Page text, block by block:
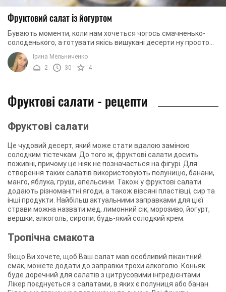
Фруктовий салат із йогуртом
Бувають моменти, коли нам хочеться чогось смачненько-
солоденького, а готувати якісь вишукані десерти ну просто
немає ні часу, ні сил. Ви можете ...
Ірина Мельниченко
2
30 4
Фруктові салати - рецепти
Фруктові салати
Це чудовий десерт, який може стати вдалою заміною
солодким тістечкам. До того ж, фруктові салати досить
поживні, причому це ніяк не позначається на фігурі. Для
створення таких салатів використовують полуницю, банани,
манго, яблука, груші, апельсини. Також у фруктові салати
додають різноманітні ягоди, а також вівсяні пластівці, сир та
інші продукти. Найбільш актуальними заправками для цієї
страви можна назвати мед, лимонний сік, морозиво, йогурт,
вершки, алкоголь, сиропи, будь-який солодкий крем.
Тропічна смакота
Якщо Ви хочете, щоб Ваш салат мав особливий пікантний
смак, можете додати до заправки трохи алкоголю. Коньяк
буде доречний для салатів з цитрусовими інгредієнтами.
Лікер поєднується з салатами, в яких є полуниця або банан.